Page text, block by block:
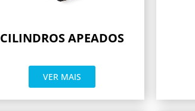
CILINDROS APEADOS
VER MAIS